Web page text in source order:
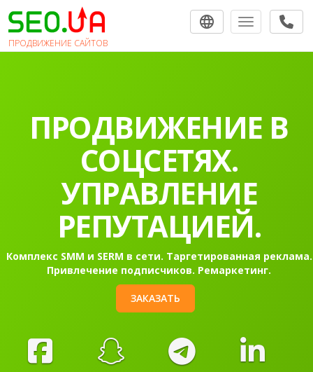
ПРОДВИЖЕНИЕ САЙТОВ
Toggle
ПРОДВИЖЕНИЕ В
СОЦСЕТЯХ.
УПРАВЛЕНИЕ
РЕПУТАЦИЕЙ.
Комплекс SMM и SERM в сети. Таргетированная реклама.
Привлечение подписчиков. Ремаркетинг.
ЗАКАЗАТЬ